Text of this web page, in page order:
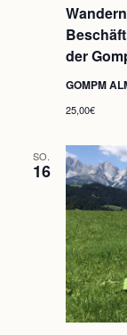
der
GOMPM
25,00€
SO.
16